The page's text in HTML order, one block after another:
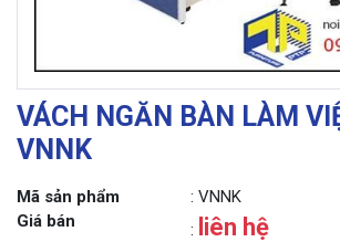
VÁCH NGĂN BÀN LÀM
VNNK
Mã sản phẩm
: VNNK
Giá bán
: liên hệ